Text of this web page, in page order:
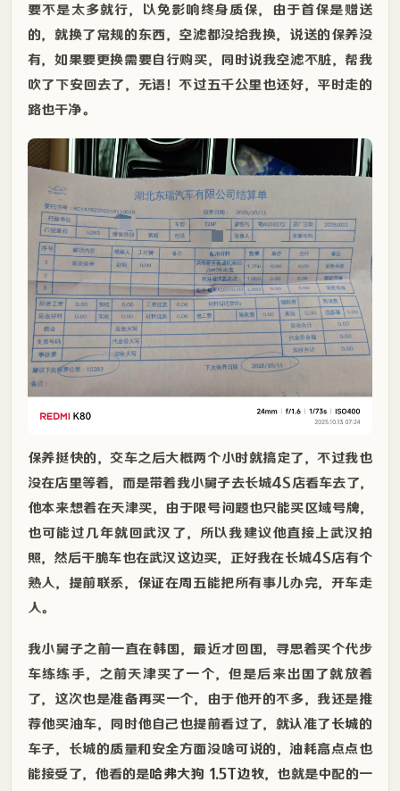
要不是太多就行，以免影响终身质保，由于首保是赠送
的，就换了常规的东西，空滤都没给我换，说送的保养没
有，如果要更换需要自行购买，同时说我空滤不脏，帮我
吹了下安回去了，无语！不过五千公里也还好，平时走的
路也干净。
保养挺快的，交车之后大概两个小时就搞定了，不过我也
没在店里等着，而是带着我小舅子去长城4S店看车去了，
他本来想着在天津买，由于限号问题也只能买区域号牌，
也可能过几年就回武汉了，所以我建议他直接上武汉拍
照，然后干脆车也在武汉这边买，正好我在长城4S店有个
熟人，提前联系，保证在周五能把所有事儿办完，开车走
人。
我小舅子之前一直在韩国，最近才回国，寻思着买个代步
车练练手，之前天津买了一个，但是后来出国了就放着
了，这次也是准备再买一个，由于他开的不多，我还是推
荐他买油车，同时他自己也提前看过了，就认准了 长城的
车子，长城的质量和安全方面没啥可说的，油耗高点点也
能接受了，他看的是哈弗大狗 1.5T边牧，也就是中配的一